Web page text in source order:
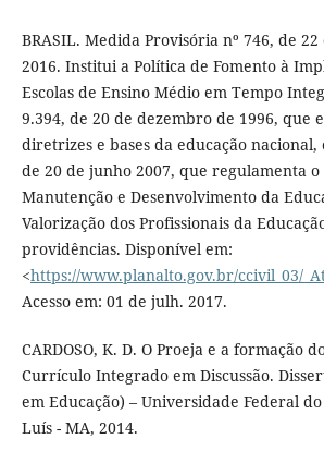
BRASIL. Medida Provisória nº 746, de
2016. Institui a Política de Fomento à
Escolas de Ensino Médio em Tempo
9.394, de 20 de dezembro de 1996, que
diretrizes e bases da educação nacional,
de 20 de junho 2007, que regulamenta o
Manutenção e Desenvolvimento da
Valorização dos Profissionais da
providências. Disponível em:
<https://www.planalto.gov.br/ccivil_03/
Acesso em: 01 de julh. 2017.
CARDOSO, K. D. O Proeja e a formação
Currículo Integrado em Discussão.
em Educação) – Universidade Federal
Luís - MA, 2014.